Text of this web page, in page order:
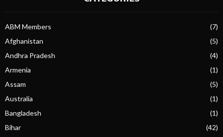
ABM Members
(7)
Afghanistan
(5)
Andhra Pradesh
(4)
Armenia
(1)
Assam
(5)
Australia
(1)
Bangladesh
(1)
Bihar
(42)